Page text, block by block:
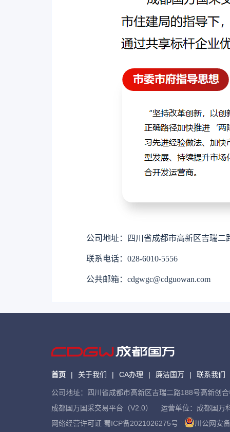
公司地址：四川省成都市高新区吉瑞二
联系电话：028-6010-5556
公共邮箱：cdgwgc@cdguowan.com
首页 | 关于我们 | CA办理 | 廉洁国万 | 联系我们
公司地址：四川省成都市高新区吉瑞二路188号高新
成都国万国采交易平台（V2.0） 运营单位：成都国万
网络经营许可证 蜀ICP备2021026275号 川公网安